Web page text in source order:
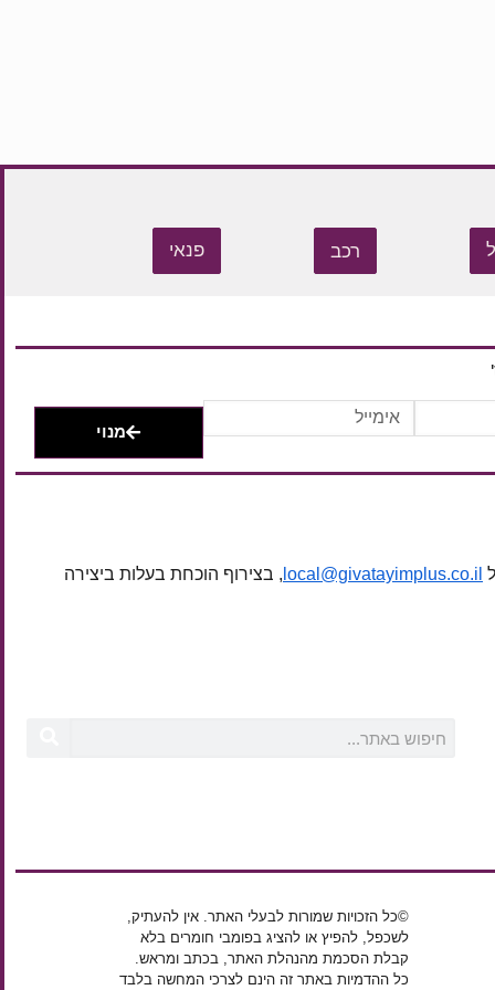
רכב פנאי
מנוי
local@givatayimplus.co.il , בצירוף הוכחת בעלות ביצירה
©כל הזכויות שמורות לבעלי האתר. אין להעתיק,
לשכפל, להפיץ או להציג בפומבי חומרים בלא
קבלת הסכמת מהנהלת האתר, בכתב ומראש.
כל ההדמיות באתר זה הינם לצרכי המחשה בלבד